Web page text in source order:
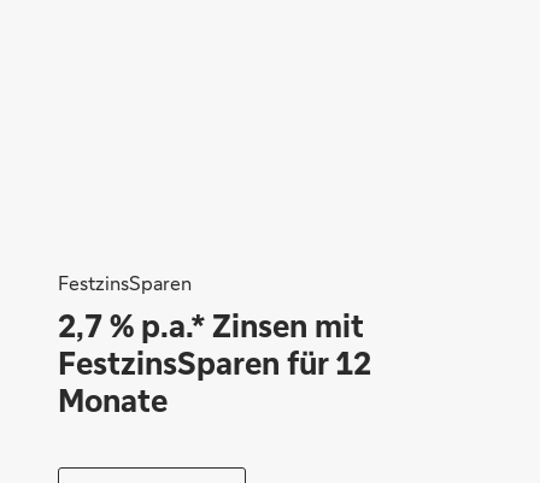
FestzinsSparen
2,7 % p.a.* Zinsen mit
FestzinsSparen für 12
Monate